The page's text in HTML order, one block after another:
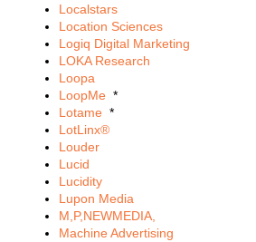
Localstars
Location Sciences
Logiq Digital Marketing
LOKA Research
Loopa
LoopMe *
Lotame *
LotLinx®
Louder
Lucid
Lucidity
Lupon Media
M,P,NEWMEDIA,
Machine Advertising